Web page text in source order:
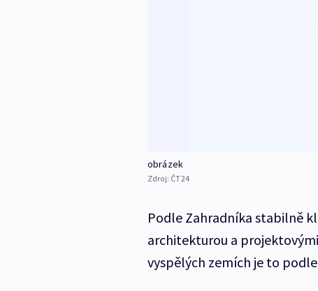
obrázek
Zdroj: ČT24
Podle Zahradníka stabilně
architekturou a
vyspělých zemích je to